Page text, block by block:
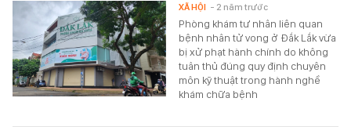
Phòng khám tư nhân liên quan
bệnh nhân tử vong ở Đắk Lắk vừa
bị xử phạt hành chính do không
tuân thủ đúng quy định chuyên
môn kỹ thuật trong hành nghề
khám chữa bệnh
XÃ HỘI - 2 năm trước